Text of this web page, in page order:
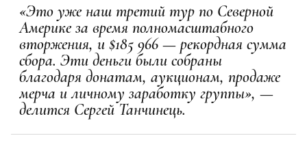
«Это уже наш третий тур по Северной
Америке за время полномасштабного
вторжения, и $185 966 — рекордная сумма
сбора. Эти деньги были собраны
благодаря донатам, аукционам, продаже
мерча и личному заработку группы», —
делится Сергей Танчинець.